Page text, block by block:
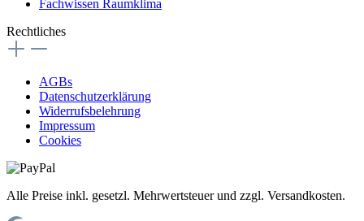
Fachwissen Raumklima
Rechtliches
AGBs
Datenschutzerklärung
Widerrufsbelehrung
Impressum
Cookies
Alle Preise inkl. gesetzl. Mehrwertsteuer und zzgl. Versandkosten.